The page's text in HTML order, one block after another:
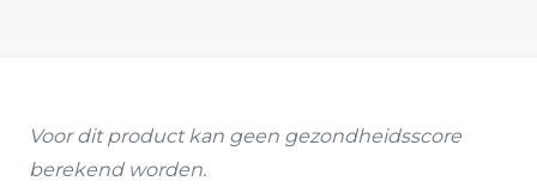
Voor dit product kan geen gezondheidsscore
berekend worden.